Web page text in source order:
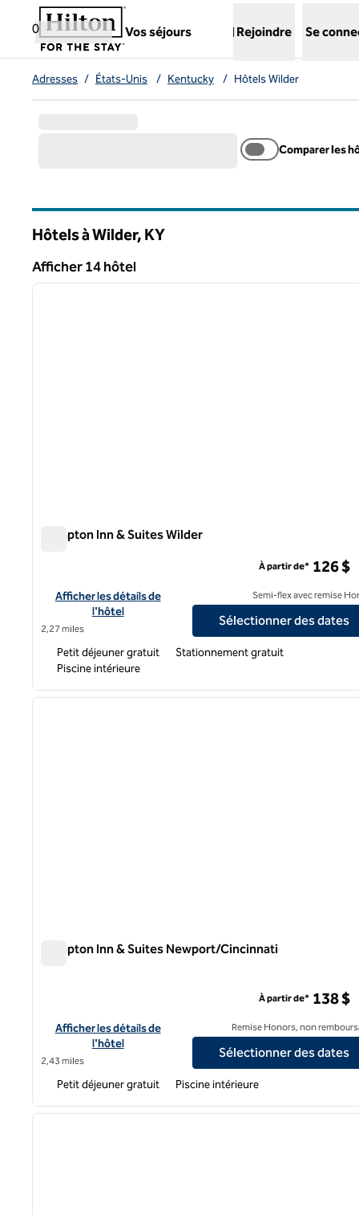
Aller directement au contenu
0
Vos séjours
,ouvre un nouvel onglet
Rejoindre Se
Adresses / États-Unis / Kentucky / Hôtels Wilder
Comparer les
Hôtels à Wilder, KY
Afficher 14 hôtel
Afficher 14 hôtel
1 sur 12
Hampton Inn & Suites Wilder
Afficher les détails de l'hôtel Hampton Inn & Suites Wilder
Afficher les détails de
l'hôtel
2,27 miles
À partir de* 126 $
Semi-flex avec remise
Sélectionner des dates
Petit déjeuner gratuit
Stationnement gratuit
Piscine intérieure
1 sur 12
Hampton Inn & Suites Newport/Cincinnati
Afficher les détails de l'hôtel Hampton Inn & Suites Newport/
Afficher les détails de
l'hôtel
2,43 miles
À partir de* 138 $
Remise Honors, non
Sélectionner des dates
Petit déjeuner gratuit Piscine intérieure
1 sur 12